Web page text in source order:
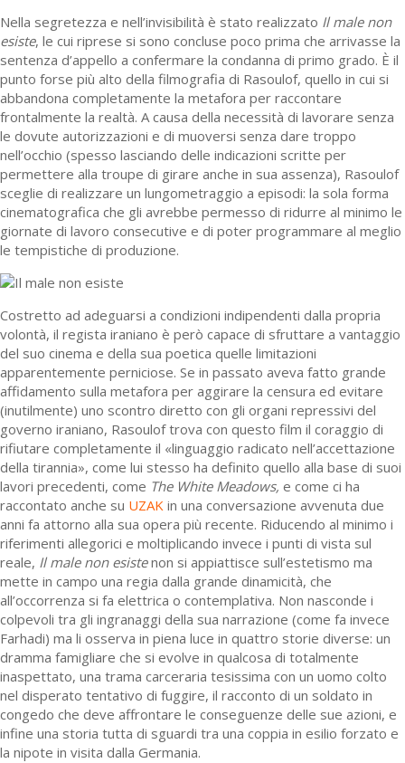
Nella segretezza e nell’invisibilità è stato realizzato Il male non
esiste, le cui riprese si sono concluse poco prima che arrivasse la
sentenza d’appello a confermare la condanna di primo grado. È il
punto forse più alto della filmografia di Rasoulof, quello in cui si
abbandona completamente la metafora per raccontare
frontalmente la realtà. A causa della necessità di lavorare senza
le dovute autorizzazioni e di muoversi senza dare troppo
nell’occhio (spesso lasciando delle indicazioni scritte per
permettere alla troupe di girare anche in sua assenza), Rasoulof
sceglie di realizzare un lungometraggio a episodi: la sola forma
cinematografica che gli avrebbe permesso di ridurre al minimo le
giornate di lavoro consecutive e di poter programmare al meglio
le tempistiche di produzione.
Costretto ad adeguarsi a condizioni indipendenti dalla propria
volontà, il regista iraniano è però capace di sfruttare a vantaggio
del suo cinema e della sua poetica quelle limitazioni
apparentemente perniciose. Se in passato aveva fatto grande
affidamento sulla metafora per aggirare la censura ed evitare
(inutilmente) uno scontro diretto con gli organi repressivi del
governo iraniano, Rasoulof trova con questo film il coraggio di
rifiutare completamente il «linguaggio radicato nell’accettazione
della tirannia», come lui stesso ha definito quello alla base di suoi
lavori precedenti, come The White Meadows, e come ci ha
raccontato anche su UZAK in una conversazione avvenuta due
anni fa attorno alla sua opera più recente. Riducendo al minimo i
riferimenti allegorici e moltiplicando invece i punti di vista sul
reale, Il male non esistenon si appiattisce sull’estetismo ma
mette in campo una regia dalla grande dinamicità, che
all’occorrenza si fa elettrica o contemplativa. Non nasconde i
colpevoli tra gli ingranaggi della sua narrazione (come fa invece
Farhadi) ma li osserva in piena luce in quattro storie diverse: un
dramma famigliare che si evolve in qualcosa di totalmente
inaspettato, una trama carceraria tesissima con un uomo colto
nel disperato tentativo di fuggire, il racconto di un soldato in
congedo che deve affrontare le conseguenze delle sue azioni, e
infine una storia tutta di sguardi tra una coppia in esilio forzato e
la nipote in visita dalla Germania.